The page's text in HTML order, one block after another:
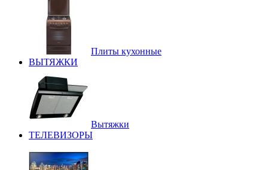
Плиты кухонные
ВЫТЯЖКИ
Вытяжки
ТЕЛЕВИЗОРЫ